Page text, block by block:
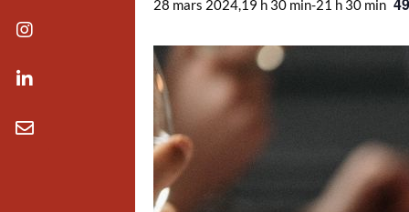
28 mars 2024,19 h 30 min-21 h 30 min